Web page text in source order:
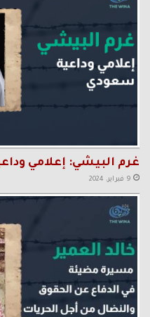
غرم البيشي: إعلامي
9 فبراير، 2024